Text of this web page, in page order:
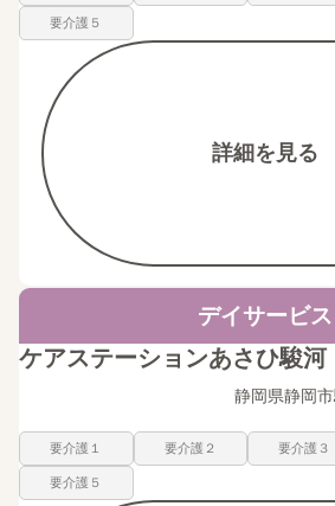
要介護５
詳細を見る
デイサービス
ケアステーションあさひ駿河
静岡県静岡
要介護１ 要介護２ 要介護３
要介護５